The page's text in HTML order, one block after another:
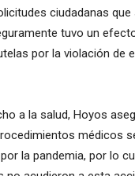
ciudadanas que
tuvo un
por la violación de
a la salud, Hoyos
médicos
la pandemia, por lo